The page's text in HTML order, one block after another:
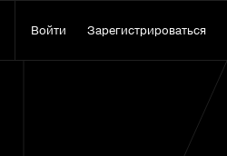
Войти Зарегистрироваться